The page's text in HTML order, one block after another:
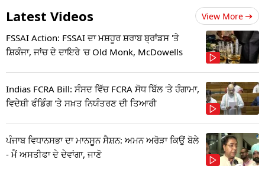
Latest Videos View More
FSSAI Action: FSSAI ਦਾ ਮਸ਼ਹੂਰ ਸ਼ਰਾਬ ਬ੍ਰਾਂਡਸ 'ਤੇ
ਸ਼ਿਕੰਜਾ, ਜਾਂਚ ਦੇ ਦਾਇਰੇ 'ਚ Old Monk, McDowells
Indias FCRA Bill: ਸੰਸਦ ਵਿੱਚ FCRA ਸੋਧ ਬਿੱਲ 'ਤੇ ਹੰਗਾਮਾ,
ਵਿਦੇਸ਼ੀ ਫੰਡਿੰਗ 'ਤੇ ਸਖ਼ਤ ਨਿਯੰਤਰਣ ਦੀ ਤਿਆਰੀ
ਪੰਜਾਬ ਵਿਧਾਨਸਭਾ ਦਾ ਮਾਨਸੂਨ ਸੈਸ਼ਨ: ਅਮਨ ਅਰੋੜਾ ਕਿਉਂ ਬੋਲੇ
- ਮੈਂ ਅਸਤੀਫਾ ਦੇ ਦੇਵਾਂਗਾ, ਜਾਣੋ